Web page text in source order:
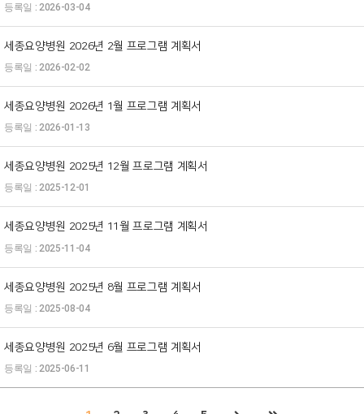
2026-03-04
세종요양병원 2026년 2월 프로그램 계획서
2026-02-02
세종요양병원 2026년 1월 프로그램 계획서
2026-01-13
세종요양병원 2025년 12월 프로그램 계획서
2025-12-01
세종요양병원 2025년 11월 프로그램 계획서
2025-11-04
세종요양병원 2025년 8월 프로그램 계획서
2025-08-04
세종요양병원 2025년 6월 프로그램 계획서
2025-06-11